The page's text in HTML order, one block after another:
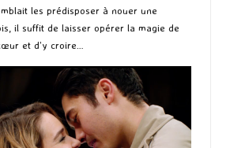
les prédisposer à nouer une
il suffit de laisser opérer la magie de
et d’y croire…